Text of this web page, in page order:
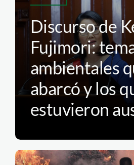
Discurso de
Fujimori:
ambientales
abarcó y los
estuvieron